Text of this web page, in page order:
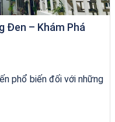
Đen – Khám Phá
phổ biến đối với những